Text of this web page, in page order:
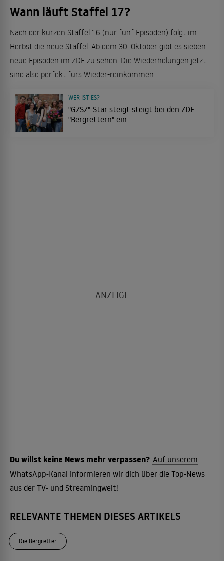
Wann läuft Staffel 17?
Nach der kurzen Staffel 16 (nur fünf Episoden) folgt im
Herbst die neue Staffel. Ab dem 30. Oktober gibt es sieben
neue Episoden im ZDF zu sehen. Die Wiederholungen jetzt
sind also perfekt fürs Wieder-reinkommen.
"GZSZ"-Star steigt steigt bei den ZDF-
"Bergrettern" ein
WER IST ES?
Du willst keine News mehr verpassen? Auf unserem
WhatsApp-Kanal informieren wir dich über die Top-News
aus der TV- und Streamingwelt!
RELEVANTE THEMEN DIESES ARTIKELS
Die Bergretter